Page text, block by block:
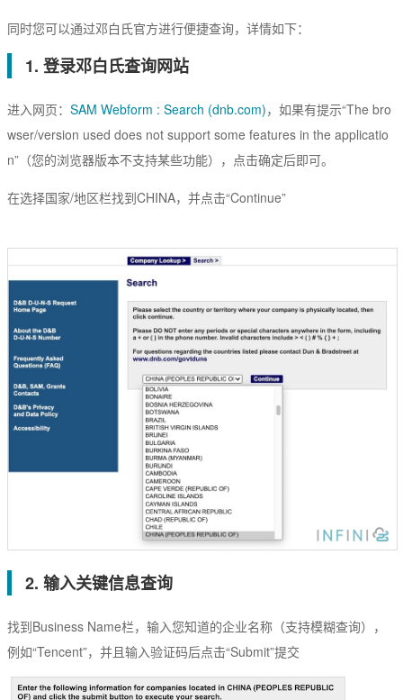
Flex弹性域名
SAN多子域
Multi-Domain多域名
数字签名
代码签名
S/MIME签名
文档签名
同时您可以通过邓白氏官方进行便捷查询，详情如下：
1. 登录邓白氏查询网站
进入网页： SAM Webform : Search (dnb.com)，如果有提示“The bro
wser/version used does not support some features in the applicatio
n”（您的浏览器版本不支持某些功能），点击确定后即可。
在选择国家/地区栏找到CHINA，并点击“Continue”
2. 输入关键信息查询
找到Business Name栏，输入您知道的企业名称（支持模糊查询），
例如“Tencent”，并且输入验证码后点击“Submit”提交